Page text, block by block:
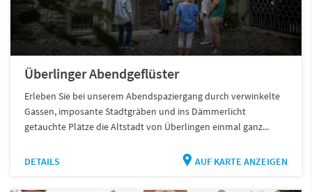
Überlinger Abendgeflüster
Erleben Sie bei unserem Abendspaziergang durch verwinkelte
Gassen, imposante Stadtgräben und ins Dämmerlicht
getauchte Plätze die Altstadt von Überlingen einmal ganz...
DETAILS AUF KARTE ANZEIGEN